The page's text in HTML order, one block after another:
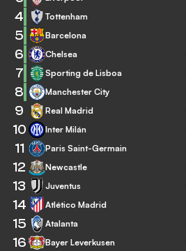
4 Tottenham
5 Barcelona
6 Chelsea
7 Sporting de Lisboa
8 Manchester City
9 Real Madrid
10 Inter Milán
11 Paris Saint-Germain
12 Newcastle
13 Juventus
14 Atlético Madrid
15 Atalanta
16 Bayer Leverkusen